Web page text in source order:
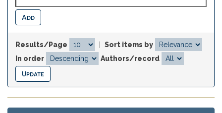
Results/Page
Sort items by
In order
Authors/record